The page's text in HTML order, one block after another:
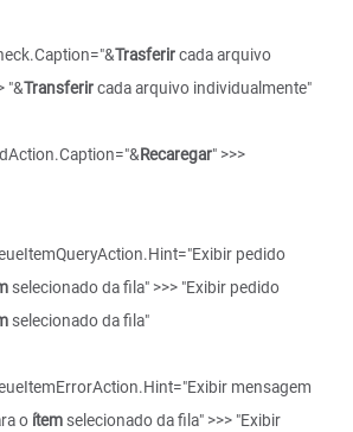
Trasferircada arquivo
"&Transferircada arquivo individualmente"
Recaregar" >>>
pedido
selecionado da fila" >>> "Exibir pedido
selecionado da fila"
mensagem
o ítemselecionado da fila" >>> "Exibir